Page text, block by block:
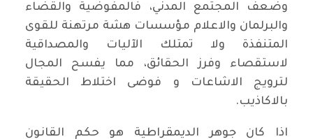
وضعف المجتمع المدني، فالمفوضية والقضاء
والبرلمان والاعلام مؤسسات هشة مرتهنة للقوى
المتنفذة ولا تمتلك الآليات والمصداقية
لاستقصاء وفرز الحقائق، مما يفسح المجال
لترويج الاشاعات و فوضى اختلاط الحقيقة
بالاكاذيب.
اذا كان جوهر الديمقراطية هو حكم القانون